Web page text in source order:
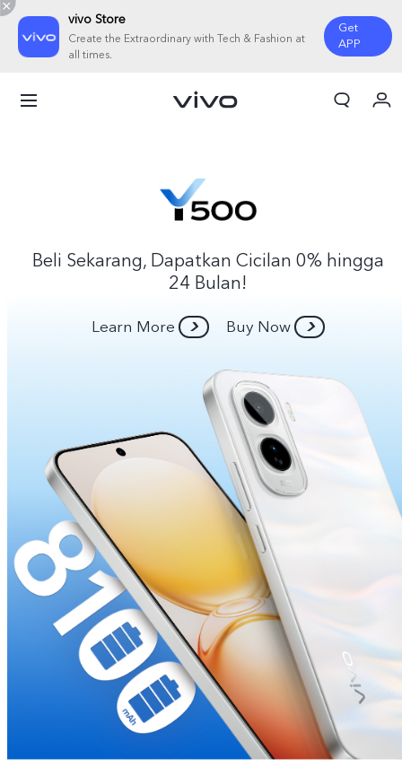
vivo Store
Create the Extraordinary with Tech & Fashion at
all times.
Get
APP
Indonesia | Pilih negara/wilayah
Beli Sekarang, Dapatkan Cicilan 0% hingga
24 Bulan!
Learn More Buy Now